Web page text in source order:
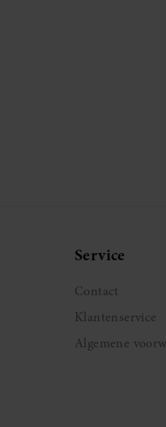
Service
Contact
Klantenservice
Algemene